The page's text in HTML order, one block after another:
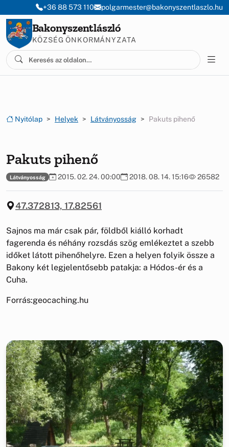
Ugrás a menüre
Ugrás a tartalomra
+36 88 573 110 polgarmester@bakonyszentlaszlo.hu
Bakonyszentlászló
KÖZSÉG ÖNKORMÁNYZATA
Nyitólap Helyek Látványosság Pakuts pihenő
Pakuts pihenő
Látványosság 2015. 02. 24. 00:00 2018. 08. 14. 15:16 26582
47.372813, 17.82561
Sajnos ma már csak pár, földből kiálló korhadt
fagerenda és néhány rozsdás szög emlékeztet a szebb
időket látott pihenőhelyre. Ezen a helyen folyik össze a
Bakony két legjelentősebb patakja: a Hódos-ér és a
Cuha.
Forrás:geocaching.hu